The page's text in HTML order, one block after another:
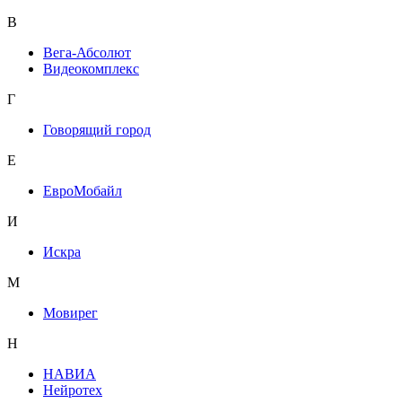
В
Вега-Абсолют
Видеокомплекс
Г
Говорящий город
Е
ЕвроМобайл
И
Искра
М
Мовирег
Н
НАВИА
Нейротех